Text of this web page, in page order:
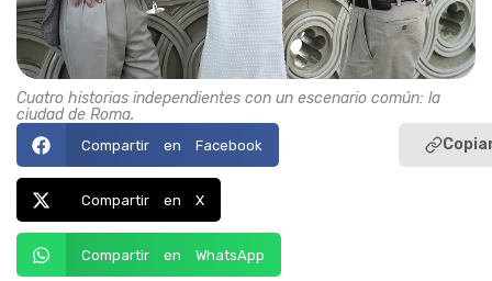
Cuatro historias independientes con un escenario común: la
ciudad de Roma.
Compartir en Facebook
Compartir en X
Compartir en WhatsApp